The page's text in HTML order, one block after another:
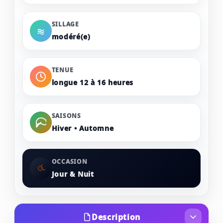
SILLAGE
modéré(e)
TENUE
longue 12 à 16 heures
SAISONS
Hiver • Automne
OCCASION
Jour & Nuit
Description